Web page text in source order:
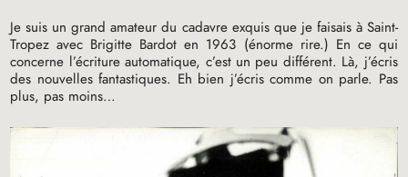
Je suis un grand amateur du cadavre exquis que je faisais à Saint-
Tropez avec Brigitte Bardot en 1963 (énorme rire.) En ce qui
concerne l’écriture automatique, c’est un peu différent. Là, j’écris
des nouvelles fantastiques. Eh bien j’écris comme on parle. Pas
plus, pas moins…